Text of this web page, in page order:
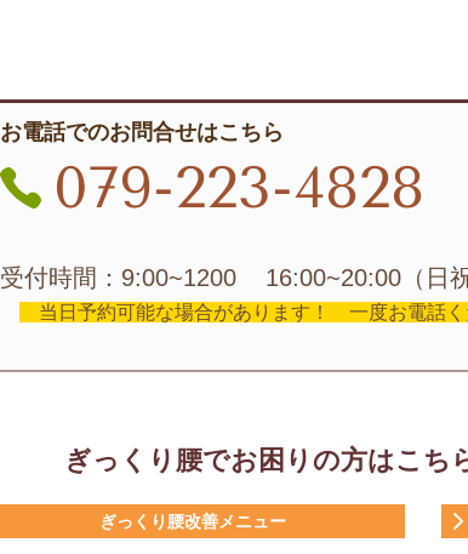
お電話でのお問合せはこちら
079-223-4828
受付時間：9:00~1200 16:00~20:00（日祝
当日予約可能な場合があります！ 一度お電話く
ぎっくり腰でお困りの方はこち
ぎっくり腰改善メニュー